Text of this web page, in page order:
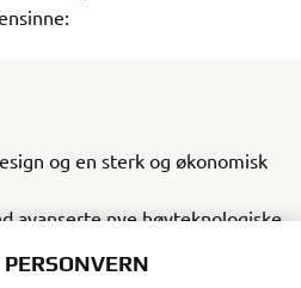
og en sterk og økonomisk
avanserte nye høyteknologiske
og med Smart Key nøkkelfri